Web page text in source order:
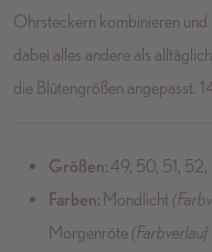
Ohrsteckern kombinieren
dabei alles andere als
die Blütengrößen angepasst.
Größen: 49, 50, 51,
Farben: Mondlicht
Morgenröte